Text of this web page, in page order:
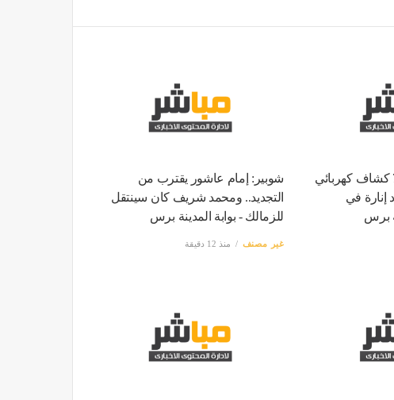
بورسعيد.. تركيب 700 كشاف كهربائي
100 عمود إنارة في
برس
شوبير: إمام عاشور يقترب من
التجديد.. ومحمد شريف كان سينتقل
للزمالك - بوابة المدينة برس
غير مصنف منذ 12 دقيقة